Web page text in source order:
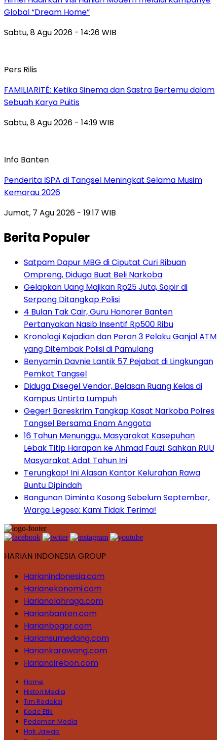
Global “Dream Home”
Sabtu, 8 Agu 2026 - 14:26 WIB
Pers Rilis
FAMILIARITÉ: Ketika Sinema dan Sastra Bertemu dalam
Sebuah Karya Puitis
Sabtu, 8 Agu 2026 - 14:19 WIB
Info Banten
Penderita ISPA di Tangsel Meningkat Selama Musim
Kemarau 2026
Jumat, 7 Agu 2026 - 19:17 WIB
Berita Populer
Satpam Dapur MBG di Ciputat Curi Ribuan
Ompreng, Diduga Buat Beli Narkoba
Gelapkan Uang Majikan Rp25 Juta, Sopir di
Serpong Ditangkap Polisi
4 Bulan Tak Cair, Guru Honorer Banten
Pertanyakan Nasib Insentif Rp500 Ribu
Kronologi Kejadian dan Peran 3 Pelaku Ganjal ATM
yang Ditembak Polisi di Pamulang
Benyamin Davnie Lantik 57 Pejabat di Lingkungan
Pemkot Tangsel
Diduga Disegel Vendor, Belasan Ruang Kelas di
Kampus Untirta Lumpuh
Geger! Bareskrim Tangkap Kasat Narkoba Polres
Tangsel Bersama Enam Anggota
16 Tahun Menunggu, Masyarakat Kasepuhan
Lebak Titip Harapan ke Ahmad Fauzi: Sahkan RUU
Masyarakat Adat Tahun Ini
Terungkap! Ini Alasan Kantor Kelurahan Rawa
Buntu Dipindah
Bangunan Diminta Kosong Sebelum September,
Warga Legoso: Kami Tidak Terima!
HARIAN INDONESIA GROUP
Harianindonesia.com
Harianekonomi.com
Harianolahraga.com
Harianbanten.com
Harianbogor.com
Hariansumedang.com
Hariankarawang.com
Hariancirebon.com
Home
Histori Media
Tim Redaksi
Kode Etik
Pedoman Media
Hak Jawab